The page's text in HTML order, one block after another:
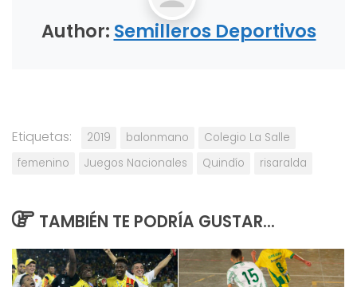
Author: Semilleros Deportivos
Etiquetas: 2019 balonmano
Colegio La Salle
femenino
Juegos Nacionales Quindío risaralda
TAMBIÉN TE PODRÍA GUSTAR...